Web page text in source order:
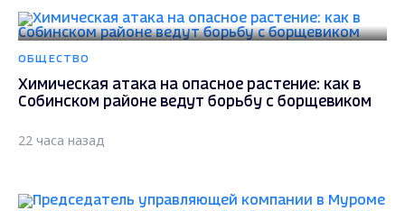
ОБЩЕСТВО
Химическая атака на опасное растение: как в
Собинском районе ведут борьбу с борщевиком
22 часа назад